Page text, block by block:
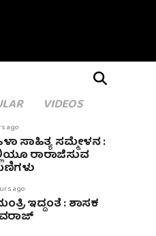
VIDEOS
ago
ಸಾಹಿತ್ಯ ಸಮ್ಮೇಳನ :
ರಾರಾಜಿಸುವ
ago
ಇದ್ದಂತೆ : ಶಾಸಕ